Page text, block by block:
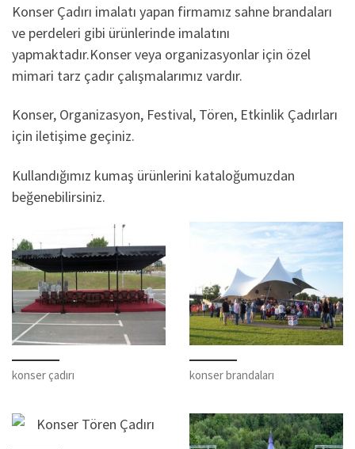
Konser Çadırı imalatı yapan firmamız sahne brandaları
ve perdeleri gibi ürünlerinde imalatını
yapmaktadır.Konser veya organizasyonlar için özel
mimari tarz çadır çalışmalarımız vardır.
Konser, Organizasyon, Festival, Tören, Etkinlik Çadırları
için iletişime geçiniz.
Kullandığımız kumaş ürünlerini kataloğumuzdan
beğenebilirsiniz.
konser çadırı konser brandaları